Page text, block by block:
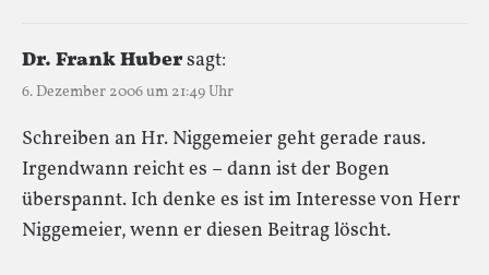
Dr. Frank Hubersagt:
6. Dezember 2006 um 21:49 Uhr
Schreiben an Hr. Niggemeier geht gerade raus.
Irgendwann reicht es – dann ist der Bogen
überspannt. Ich denke es ist im Interesse von Herr
Niggemeier, wenn er diesen Beitrag löscht.